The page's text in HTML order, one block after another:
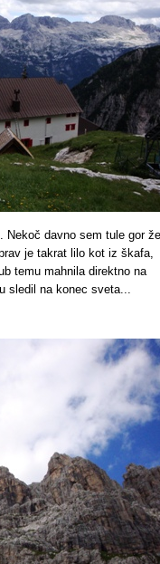
Nekoč davno sem tule gor že
je takrat lilo kot iz škafa,
temu mahnila direktno na
sledil na konec sveta...